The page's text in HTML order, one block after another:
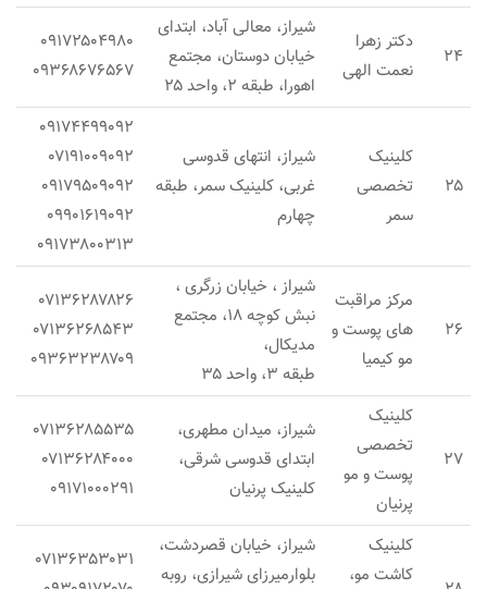
۲۴
دکتر زهرا
نعمت الهی
شیراز، معالی آباد، ابتدای
خیابان دوستان، مجتمع
اهورا، طبقه ۲، واحد ۲۵
۰۹۱۷۲۵۰۴۹۸۰
۰۹۳۶۸۶۷۶۵۶۷
۲۵
کلینیک
تخصصی
سمر
شیراز، انتهای قدوسی
غربی، کلینیک سمر، طبقه
چهارم
۰۹۱۷۴۴۹۹۰۹۲
۰۷۱۹۱۰۰۹۰۹۲
۰۹۱۷۹۵۰۹۰۹۲
۰۹۹۰۱۶۱۹۰۹۲
۰۹۱۷۳۸۰۰۳۱۳
۲۶
مرکز مراقبت
های پوست و
مو کیمیا
شیراز ، خیابان زرگری ،
نبش کوچه ۱۸، مجتمع
مدیکال،
طبقه ۳، واحد ۳۵
۰۷۱۳۶۲۸۷۸۲۶
۰۷۱۳۶۲۶۸۵۴۳
۰۹۳۶۳۲۳۸۷۰۹
۲۷
کلینیک
تخصصی
پوست و مو
پرنیان
شیراز، میدان مطهری،
ابتدای قدوسی شرقی،
کلینیک پرنیان
۰۷۱۳۶۲۸۵۵۳۵
۰۷۱۳۶۲۸۴۰۰۰
۰۹۱۷۱۰۰۰۲۹۱
کلینیک
کاشت مو،
شیراز، خیابان قصردشت،
بلوارمیرزای شیرازی، روبه
۰۷۱۳۶۳۵۳۰۳۱